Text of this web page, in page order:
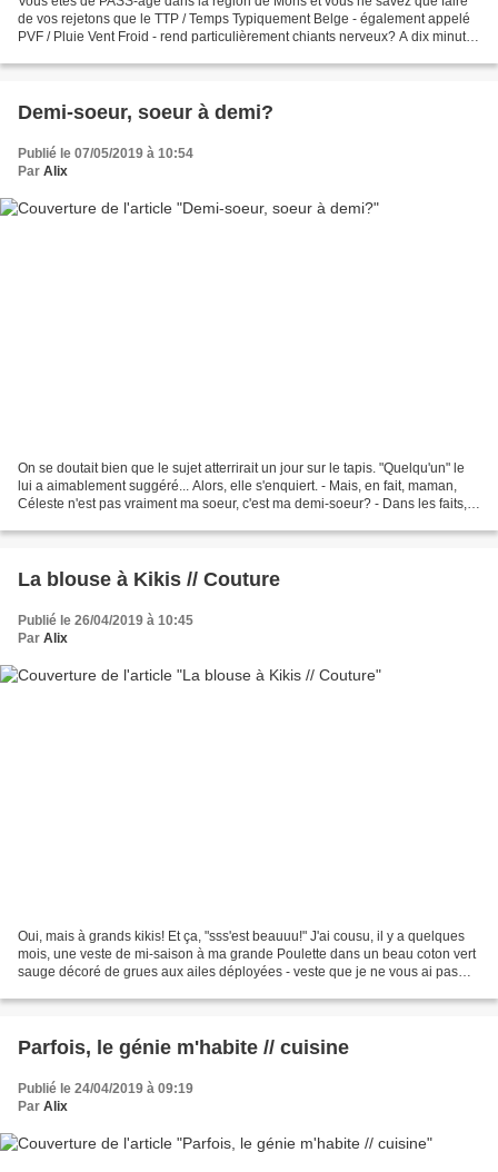
de vos rejetons que le TTP / Temps Typiquement Belge - également appelé
PVF / Pluie Vent Froid - rend particulièrement chiants nerveux? A dix minutes
Demi-soeur, soeur à demi?
Publié le 07/05/2019 à 10:54
Par Alix
On se doutait bien que le sujet atterrirait un jour sur le tapis. "Quelqu'un" le
lui a aimablement suggéré... Alors, elle s'enquiert. - Mais, en fait, maman,
Céleste n'est pas vraiment ma soeur, c'est ma demi-soeur? - Dans les faits,
La blouse à Kikis // Couture
Publié le 26/04/2019 à 10:45
Par Alix
Oui, mais à grands kikis! Et ça, "sss'est beauuu!" J'ai cousu, il y a quelques
mois, une veste de mi-saison à ma grande Poulette dans un beau coton vert
sauge décoré de grues aux ailes déployées - veste que je ne vous ai pas
Parfois, le génie m'habite // cuisine
Publié le 24/04/2019 à 09:19
Par Alix